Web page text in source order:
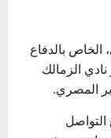
الخاص بالدفاع
الزمالك
المصري.